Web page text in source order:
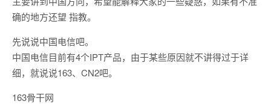
确的地方还望 指教。
先说说中国电信吧。
中国电信目前有4个IPT产品，由于某些原因就不讲得过于详
细，就说说163、CN2吧。
163骨干网